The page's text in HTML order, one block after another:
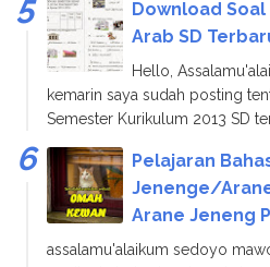
Download Soal
Arab SD
Hello,
kemarin saya sudah posting
Semester Kurikulum 2013 SD
Pelajaran
Jenenge/
Arane Jeneng
assalamu'alaikum sedoyo